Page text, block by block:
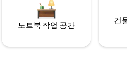
노트북 작업 공간
건